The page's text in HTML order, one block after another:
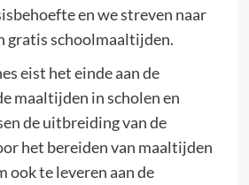
en we streven naar
gratis schoolmaaltijden.
eist het einde aan de
maaltijden in scholen en
de uitbreiding van de
het bereiden van maaltijden
ook te leveren aan de